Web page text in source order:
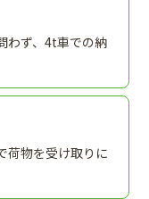
わず、4t車での納
荷物を受け取りに